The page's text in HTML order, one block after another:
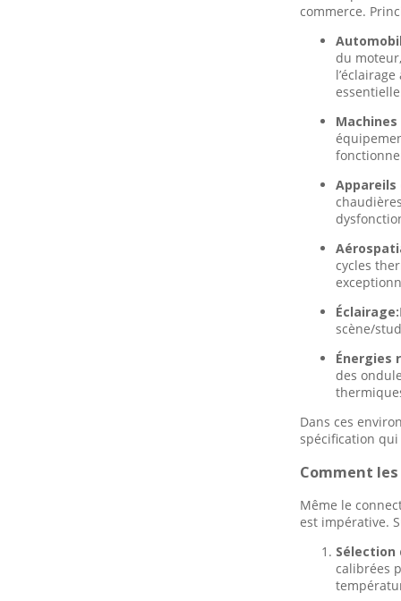
commerce.
du
cycles
Éclairage:
scène/
Énergies
des
Dans ces
spécification
Comment
Même le
est impérative.
Sélection
calibrées